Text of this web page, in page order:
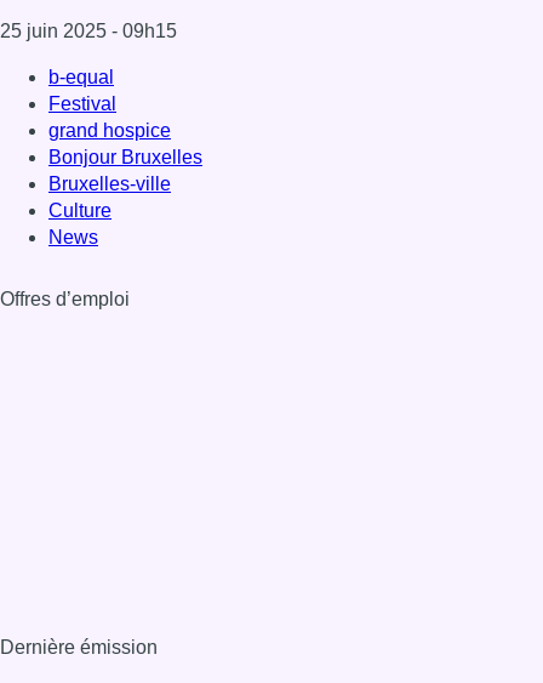
25 juin 2025 - 09h15
b-equal
Festival
grand hospice
Bonjour Bruxelles
Bruxelles-ville
Culture
News
Offres d’emploi
Dernière émission